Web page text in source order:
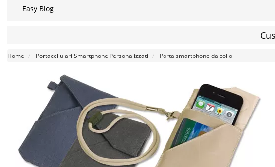
Easy Blog
Home Portacellulari Smartphone Personalizzati Porta smartphone da collo